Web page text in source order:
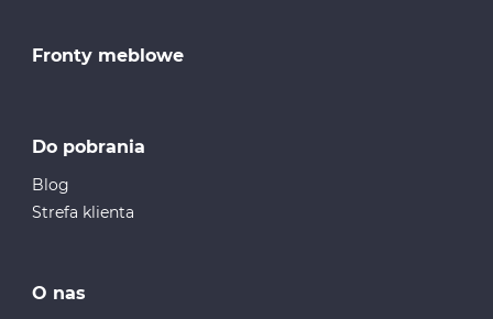
Fronty meblowe
Do pobrania
Blog
Strefa klienta
O nas